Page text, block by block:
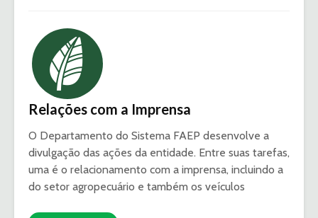
Relações com a Imprensa
O Departamento do Sistema FAEP desenvolve a
divulgação das ações da entidade. Entre suas tarefas,
uma é o relacionamento com a imprensa, incluindo a
do setor agropecuário e também os veículos